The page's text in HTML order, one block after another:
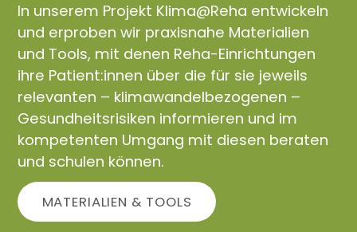
In unserem Projekt Klima@Reha entwickeln
und erproben wir praxisnahe Materialien
und Tools, mit denen Reha-Einrichtungen
ihre Patient:innen über die für sie jeweils
relevanten – klimawandelbezogenen –
Gesundheitsrisiken informieren und im
kompetenten Umgang mit diesen beraten
und schulen können.
MATERIALIEN & TOOLS